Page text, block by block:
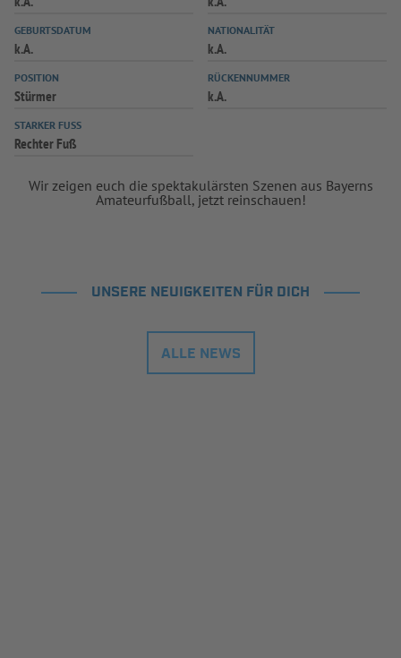
SPIELPLUS
GEBURTSDATUM
k.A.
NATIONALITÄT
k.A.
POSITION
Stürmer
RÜCKENNUMMER
k.A.
STARKER FUSS
Rechter Fuß
Wir zeigen euch die spektakulärsten Szenen aus Bayerns
Amateurfußball, jetzt reinschauen!
UNSERE NEUIGKEITEN FÜR DICH
ALLE NEWS